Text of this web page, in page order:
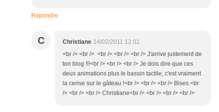
Répondre
C Christiane 14/02/2011 12:01
<br /> <br /> <br /> <br /> <br /> J'arrive justement de
ton blog !!!<br /> <br /> <br /> Je dois dire que ces
deux animations plus le bassin tactile, c'est vraiment
la cerise sur le gâteau !<br /> <br /> <br /> Bises.<br
/> <br /> <br /> Christiane<br /> <br /> <br /> <br />